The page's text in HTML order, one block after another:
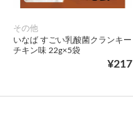
その他
いなば すごい乳酸菌クランキー
チキン味 22g×5袋
¥217